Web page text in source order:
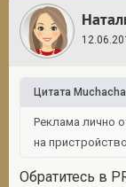
Цитата Muchacha
Реклама лично
на
Обратитесь в